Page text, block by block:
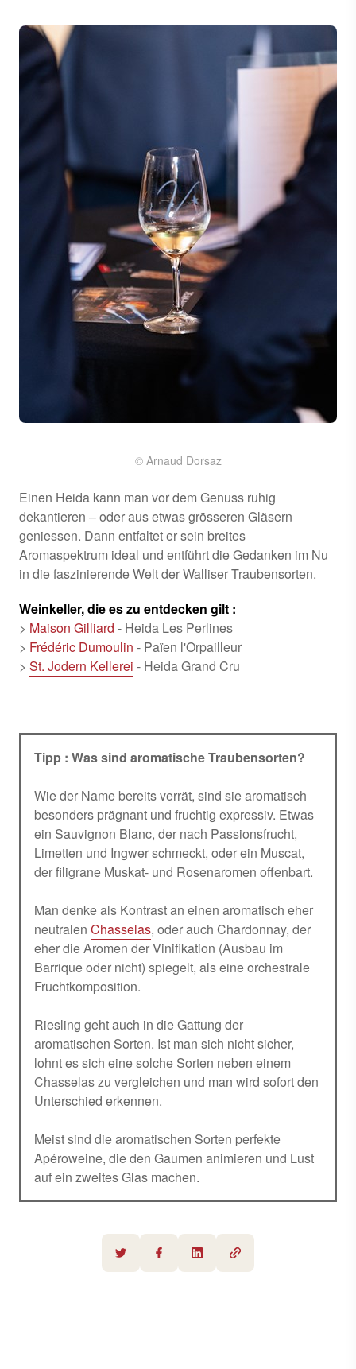
© Arnaud Dorsaz
Einen Heida kann man vor dem Genuss ruhig
dekantieren – oder aus etwas grösseren Gläsern
geniessen. Dann entfaltet er sein breites
Aromaspektrum ideal und entführt die Gedanken im Nu
in die faszinierende Welt der Walliser Traubensorten.
Weinkeller, die es zu entdecken gilt :
> Maison Gilliard - Heida Les Perlines
> Frédéric Dumoulin - Païen l'Orpailleur
> St. Jodern Kellerei - Heida Grand Cru
Tipp : Was sind aromatische Traubensorten?
Wie der Name bereits verrät, sind sie aromatisch
besonders prägnant und fruchtig expressiv. Etwas
ein Sauvignon Blanc, der nach Passionsfrucht,
Limetten und Ingwer schmeckt, oder ein Muscat,
der filigrane Muskat- und Rosenaromen offenbart.
Man denke als Kontrast an einen aromatisch eher
neutralen Chasselas, oder auch Chardonnay, der
eher die Aromen der Vinifikation (Ausbau im
Barrique oder nicht) spiegelt, als eine orchestrale
Fruchtkomposition.
Riesling geht auch in die Gattung der
aromatischen Sorten. Ist man sich nicht sicher,
lohnt es sich eine solche Sorten neben einem
Chasselas zu vergleichen und man wird sofort den
Unterschied erkennen.
Meist sind die aromatischen Sorten perfekte
Apéroweine, die den Gaumen animieren und Lust
auf ein zweites Glas machen.